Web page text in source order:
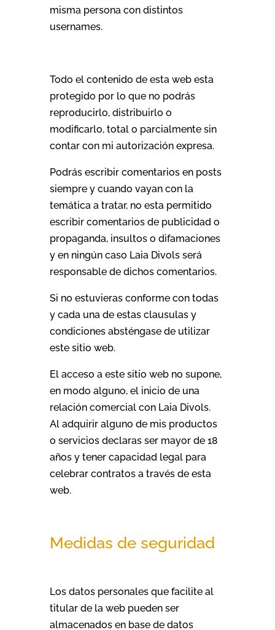
misma persona con distintos
usernames.
Todo el contenido de esta web esta
protegido por lo que no podrás
reproducirlo, distribuirlo o
modificarlo, total o parcialmente sin
contar con mi autorización expresa.
Podrás escribir comentarios en posts
siempre y cuando vayan con la
temática a tratar, no esta permitido
escribir comentarios de publicidad o
propaganda, insultos o difamaciones
y en ningún caso Laia Divols será
responsable de dichos comentarios.
Si no estuvieras conforme con todas
y cada una de estas clausulas y
condiciones absténgase de utilizar
este sitio web.
El acceso a este sitio web no supone,
en modo alguno, el inicio de una
relación comercial con Laia Divols.
Al adquirir alguno de mis productos
o servicios declaras ser mayor de 18
años y tener capacidad legal para
celebrar contratos a través de esta
web.
Medidas de seguridad
Los datos personales que facilite al
titular de la web pueden ser
almacenados en base de datos